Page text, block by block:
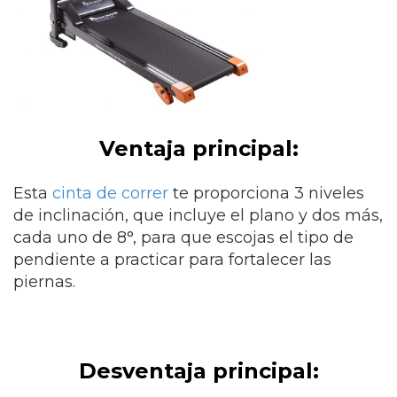
Ventaja principal:
Esta cinta de correr te proporciona 3 niveles
de inclinación, que incluye el plano y dos más,
cada uno de 8°, para que escojas el tipo de
pendiente a practicar para fortalecer las
piernas.
Desventaja principal: